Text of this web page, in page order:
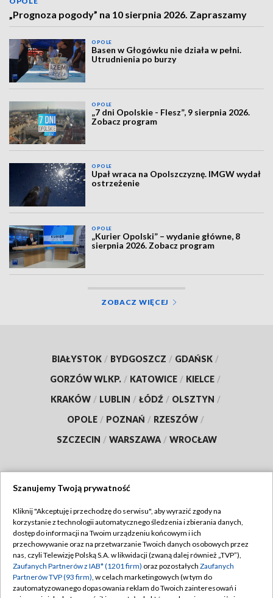
„Prognoza pogody” na 10 sierpnia 2026. Zapraszamy
OPOLE
Basen w Głogówku nie działa w pełni.
Utrudnienia po burzy
OPOLE
„7 dni Opolskie - Flesz”, 9 sierpnia 2026.
Zobacz program
OPOLE
Upał wraca na Opolszczyznę. IMGW wydał
ostrzeżenie
OPOLE
„Kurier Opolski” – wydanie główne, 8
sierpnia 2026. Zobacz program
ZOBACZ WIĘCEJ
BIAŁYSTOK / BYDGOSZCZ / GDAŃSK /
GORZÓW WLKP. / KATOWICE / KIELCE /
KRAKÓW / LUBLIN / ŁÓDŹ / OLSZTYN /
OPOLE / POZNAŃ / RZESZÓW /
SZCZECIN / WARSZAWA / WROCŁAW
TVP
Abonament TVP
Emisja w TVP
Centrum informacji TVP
Regulamin TVP
Polityka prywatności
Moje zgody
Szanujemy Twoją prywatność
Kliknij "Akceptuję i przechodzę do serwisu", aby wyrazić zgody na
korzystanie z technologii automatycznego śledzenia i zbierania danych,
dostęp do informacji na Twoim urządzeniu końcowym i ich
przechowywanie oraz na przetwarzanie Twoich danych osobowych przez
nas, czyli Telewizję Polską S.A. w likwidacji (zwaną dalej również „TVP”),
Zaufanych Partnerów z IAB* (1201 firm) oraz pozostałych Zaufanych
Partnerów TVP (93 firm), w celach marketingowych (w tym do
zautomatyzowanego dopasowania reklam do Twoich zainteresowań i